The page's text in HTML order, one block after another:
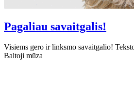
Pagaliau savaitgalis!
Visiems gero ir linksmo savaitgalio!
Baltoji mūza